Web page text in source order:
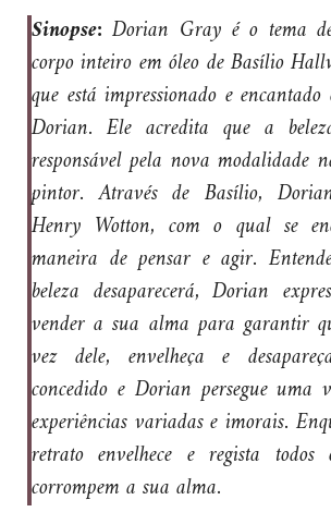
Sinopse:Dorian Gray é o tema
corpo inteiro em óleo de Basílio
que está impressionado e
Dorian. Ele acredita que a
responsável pela nova modalidade
pintor. Através de Basílio,
Henry Wotton, com o qual se
maneira de pensar e agir.
beleza desaparecerá, Dorian
vender a sua alma para garantir
vez dele, envelheça e
concedido e Dorian persegue
experiências variadas e imorais.
retrato envelhece e regista todos
corrompem a sua alma.